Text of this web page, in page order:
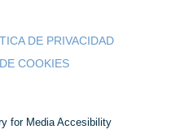
DE PRIVACIDAD
COOKIES
for Media Accesibility